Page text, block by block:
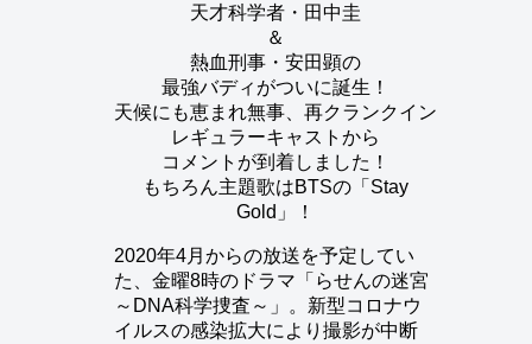
天才科学者・田中圭
＆
熱血刑事・安田顕の
最強バディがついに誕生！
天候にも恵まれ無事、再クランクイン
レギュラーキャストから
コメントが到着しました！
もちろん主題歌はBTSの「Stay
Gold」！
2020年4月からの放送を予定してい
た、金曜8時のドラマ「らせんの迷宮
～DNA科学捜査～」。新型コロナウ
イルスの感染拡大により撮影が中断